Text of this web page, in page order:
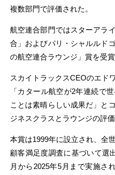
複数部門で評価された。
航空連合部門ではスターアラ
合」およびパリ・シャルルド
の航空連合ラウンジ」賞を受賞
スカイトラックスCEOのエド
「カタール航空が2年連続で
ことは素晴らしい成果だ」と
ジネスクラスとラウンジの評
本賞は1999年に設立され、全
顧客満足度調査に基づいて選
月から2025年5月まで実施さ